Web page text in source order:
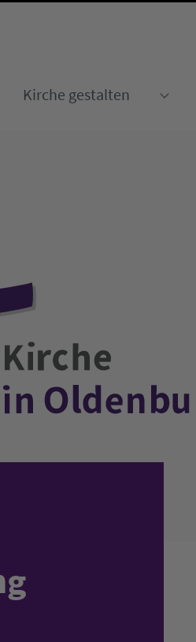
Kirche gestalten